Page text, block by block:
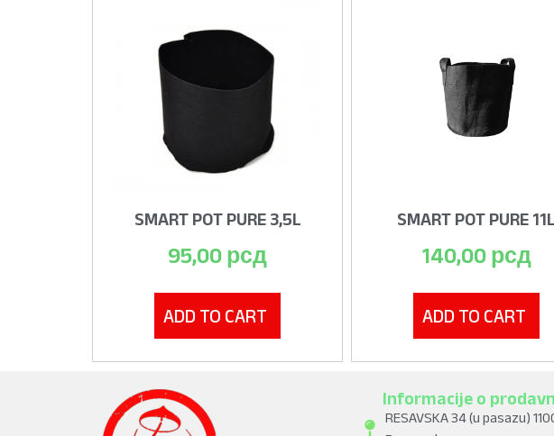
SMART POT PURE 3,5L
95,00 рсд
ADD TO CART
SMART POT PURE 11L
140,00 рсд
ADD TO CART
Informacije o
RESAVSKA 34 (u pasazu)